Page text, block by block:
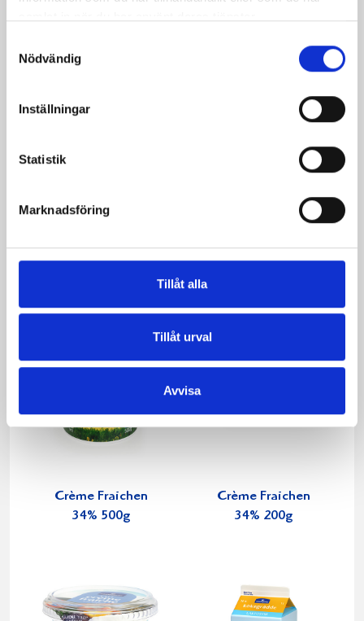
Nödvändig
Inställningar
Statistik
Marknadsföring
Tillåt alla
Tillåt urval
Avvisa
1000g
Crème Fraichen
34% 500g
Crème Fraichen
34% 200g